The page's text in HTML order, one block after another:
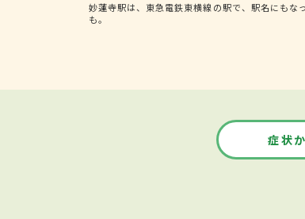
妙蓮寺駅は、東急電鉄東横線の駅で、駅名にも
も。
症状